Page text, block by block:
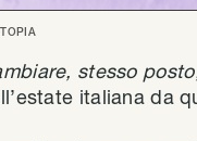
stesso
italiana da